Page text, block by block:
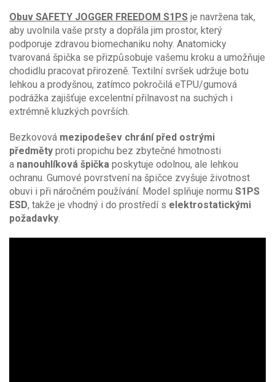
Obuv SAFETY JOGGER FREEDOM S1PS je navržena tak,
aby uvolnila vaše prsty a dopřála jim prostor, který
podporuje zdravou biomechaniku nohy. Anatomicky
tvarovaná špička se přizpůsobuje vašemu kroku a umožňuje
chodidlu pracovat přirozeně. Textilní svršek udržuje botu
lehkou a prodyšnou, zatímco pokročilá eTPU/gumová
podrážka zajišťuje excelentní přilnavost na suchých i
extrémně kluzkých površích.
Bezkovová mezipodešev chrání před ostrými
předměty proti propichu bez zbytečné hmotnosti
a nanouhlíková špička poskytuje odolnou, ale lehkou
ochranu. Gumové povrstvení na špičce zvyšuje životnost
obuvi i při náročném používání. Model splňuje normu S1PS
ESD, takže je vhodný i do prostředí s elektrostatickými
požadavky.